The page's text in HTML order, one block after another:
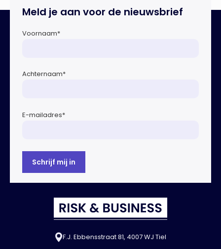
Europese Commissie bij het ontwikkelen van […]
Meld je aan voor de nieuwsbrief
Voornaam*
Achternaam*
E-mailadres*
F.J. Ebbensstraat 81, 4007 WJ Tiel